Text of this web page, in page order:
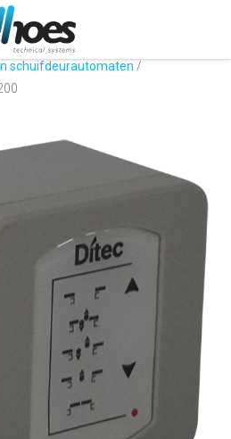
schuifdeurautomaten /